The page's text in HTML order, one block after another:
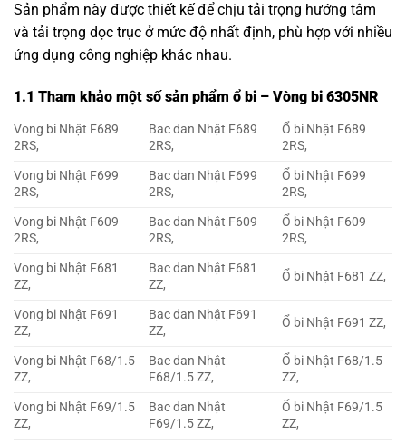
Sản phẩm này được thiết kế để chịu tải trọng hướng tâm
và tải trọng dọc trục ở mức độ nhất định, phù hợp với nhiều
ứng dụng công nghiệp khác nhau.
1.1 Tham khảo một số sản phẩm ổ bi – Vòng bi 6305NR
Vong bi Nhật F689
2RS,
Bac dan Nhật F689
2RS,
Ổ bi Nhật F689
2RS,
Vong bi Nhật F699
2RS,
Bac dan Nhật F699
2RS,
Ổ bi Nhật F699
2RS,
Vong bi Nhật F609
2RS,
Bac dan Nhật F609
2RS,
Ổ bi Nhật F609
2RS,
Vong bi Nhật F681
ZZ,
Bac dan Nhật F681
ZZ,
Ổ bi Nhật F681 ZZ,
Vong bi Nhật F691
ZZ,
Bac dan Nhật F691
ZZ,
Ổ bi Nhật F691 ZZ,
Vong bi Nhật F68/1.5
ZZ,
Bac dan Nhật
F68/1.5 ZZ,
Ổ bi Nhật F68/1.5
ZZ,
Vong bi Nhật F69/1.5
ZZ,
Bac dan Nhật
F69/1.5 ZZ,
Ổ bi Nhật F69/1.5
ZZ,